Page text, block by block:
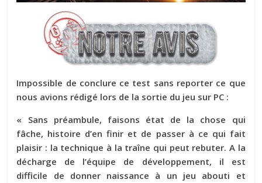
Impossible de conclure ce test sans reporter ce que
nous avions rédigé lors de la sortie du jeu sur PC :
« Sans préambule, faisons état de la chose qui
fâche, histoire d’en finir et de passer à ce qui fait
plaisir : la technique à la traîne qui peut rebuter. A la
décharge de l’équipe de développement, il est
difficile de donner naissance à un jeu abouti et